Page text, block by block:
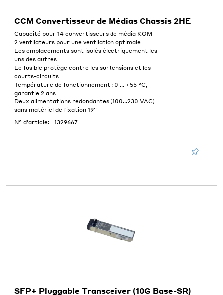
CCM Convertisseur de Médias Chassis 2HE
Capacité pour 14 convertisseurs de média KOM
2 ventilateurs pour une ventilation optimale
Les emplacements sont isolés électriquement les
uns des autres
Le fusible protège contre les surtensions et les
courts-circuits
Température de fonctionnement : 0 ... +55 °C,
garantie 2 ans
Deux alimentations redondantes (100...230 VAC)
sans matériel de fixation 19''
N° d'article:
1329667
SFP+ Pluggable Transceiver (10G Base-SR)